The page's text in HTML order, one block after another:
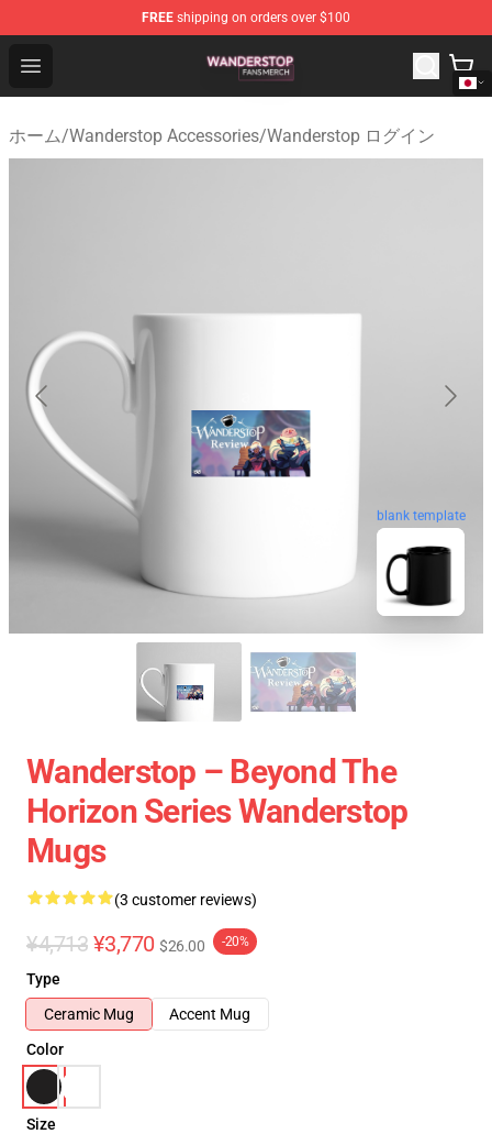
FREE shipping on orders over $100
Open menu
Wanderstop Shop - Official Wanderstop Merchandise
ホーム/Wanderstop Accessories/Wanderstop ログイン
blank template
Wanderstop – Beyond The
Horizon Series Wanderstop
Mugs
(3 customer reviews)
¥4,713 ¥3,770 $26.00 -20%
Type
Ceramic Mug
Accent Mug
Color
Size